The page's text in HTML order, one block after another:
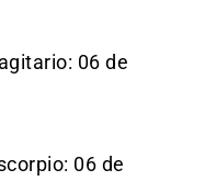
06 de
06 de